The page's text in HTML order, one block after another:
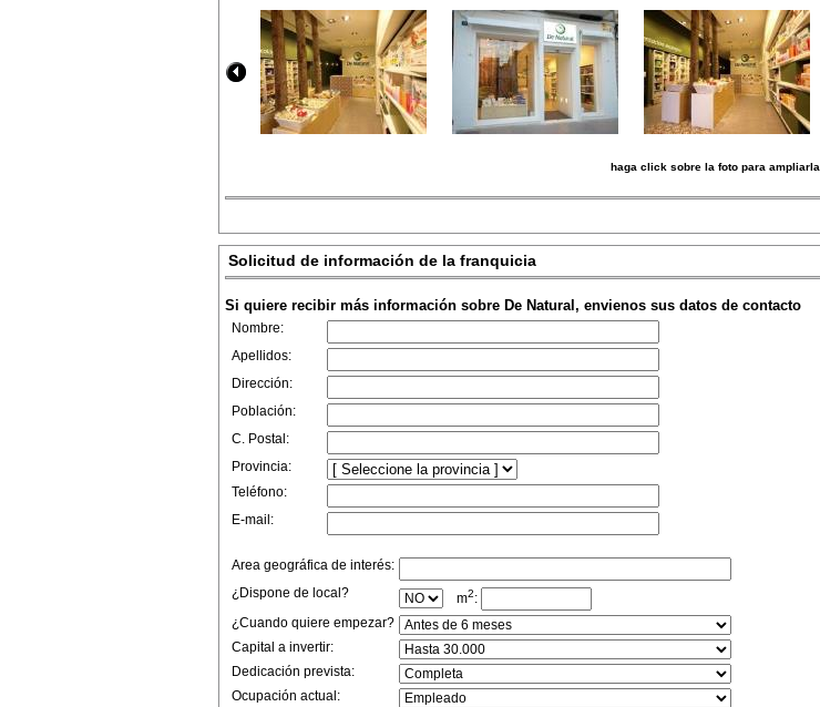
haga click sobre la foto para ampliarla
Solicitud de información de la franquicia
Si quiere recibir más información sobre De Natural, envienos sus datos de contacto
Nombre:
Apellidos:
Dirección:
Población:
C. Postal:
Provincia:
Teléfono:
E-mail:
Area geográfica de interés:
¿Dispone de local?
m2:
¿Cuando quiere empezar?
Capital a invertir:
Dedicación prevista:
Ocupación actual: